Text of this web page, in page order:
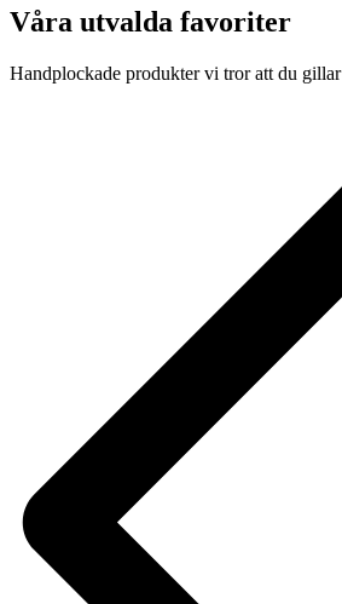
Våra utvalda favoriter
Handplockade produkter vi tror att du gillar